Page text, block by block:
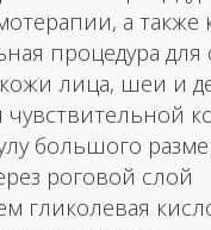
оказывает выраженное
защищая кожу
и активизируя
защиту кожи
проникновение
Обладает
действием.